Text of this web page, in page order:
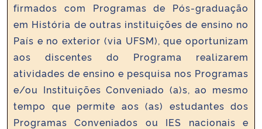
Controladoria-Geral da União
Secretaria de Governo
firmados com Programas de Pós-graduação
em História de outras instituições de ensino no
País e no exterior (via UFSM), que oportunizam
aos discentes do Programa realizarem
atividades de ensino e pesquisa nos Programas
e/ou Instituições Conveniado (a)s, ao mesmo
tempo que permite aos (as) estudantes dos
Programas Conveniados ou IES nacionais e